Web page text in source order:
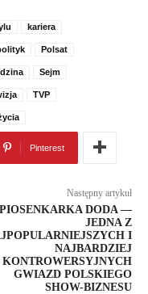
kariera
Polsat
Sejm
TVP
Pinterest
Następny artykuł
PIOSENKARKA DODA —
JEDNA Z
I
NAJBARDZIEJ
KONTROWERSYJNYCH
GWIAZD POLSKIEGO
SHOW-BIZNESU